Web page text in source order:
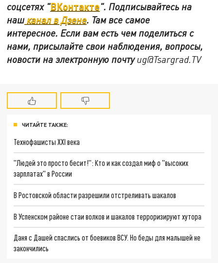
соцсетях "ВКонтакте". Подписывайтесь на
нашканал в Дзене. Там все самое
интересное. Если вам есть чем поделиться с
нами, присылайте свои наблюдения, вопросы,
новости на электронную почтуug@Tsargrad.TV
ЧИТАЙТЕ ТАКЖЕ:
Технофашисты XXI века
"Людей это просто бесит!": Кто и как создал миф о "высоких
зарплатах" в России
В Ростовской области разрешили отстреливать шакалов
В Успенском районе стаи волков и шакалов терроризируют хутора
Даня с Дашей спаслись от боевиков ВСУ. Но беды для малышей не
закончились